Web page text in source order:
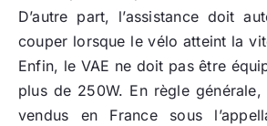
D’autre part, l’assistance doit
couper lorsque le vélo atteint la
Enfin, le VAE ne doit pas être
plus de 250W. En règle
vendus en France sous